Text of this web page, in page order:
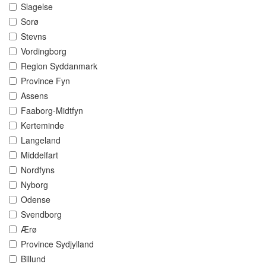
Slagelse
Sorø
Stevns
Vordingborg
Region Syddanmark
Province Fyn
Assens
Faaborg-Midtfyn
Kerteminde
Langeland
Middelfart
Nordfyns
Nyborg
Odense
Svendborg
Ærø
Province Sydjylland
Billund